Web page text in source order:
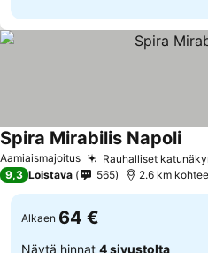
Aamiaismajoitus Rauhalliset
Spira Mirabilis Napoli
9,3 Loistava 565 2.6 km
Alkaen 64 €
Näytä hinnat 4 sivustolta